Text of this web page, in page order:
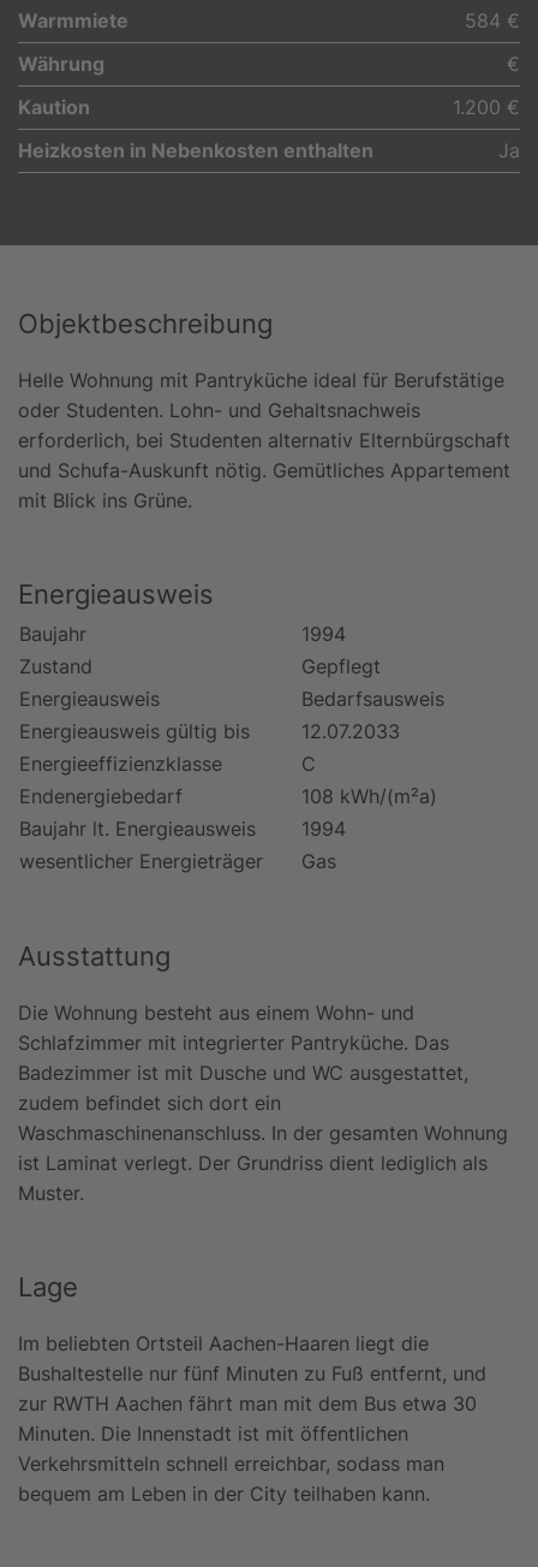
Warmmiete
584 €
Währung
€
Kaution
1.200 €
Heizkosten in Nebenkosten enthalten
Ja
Objektbeschreibung
Helle Wohnung mit Pantryküche ideal für Berufstätige
oder Studenten. Lohn- und Gehaltsnachweis
erforderlich, bei Studenten alternativ Elternbürgschaft
und Schufa-Auskunft nötig. Gemütliches Appartement
mit Blick ins Grüne.
Energieausweis
Baujahr
1994
Zustand
Gepflegt
Energieausweis
Bedarfsausweis
Energieausweis gültig bis
12.07.2033
Energieeffizienzklasse
C
Endenergiebedarf
108 kWh/(m²a)
Baujahr lt. Energieausweis
1994
wesentlicher Energieträger
Gas
Ausstattung
Die Wohnung besteht aus einem Wohn- und
Schlafzimmer mit integrierter Pantryküche. Das
Badezimmer ist mit Dusche und WC ausgestattet,
zudem befindet sich dort ein
Waschmaschinenanschluss. In der gesamten Wohnung
ist Laminat verlegt. Der Grundriss dient lediglich als
Muster.
Lage
Im beliebten Ortsteil Aachen-Haaren liegt die
Bushaltestelle nur fünf Minuten zu Fuß entfernt, und
zur RWTH Aachen fährt man mit dem Bus etwa 30
Minuten. Die Innenstadt ist mit öffentlichen
Verkehrsmitteln schnell erreichbar, sodass man
bequem am Leben in der City teilhaben kann.